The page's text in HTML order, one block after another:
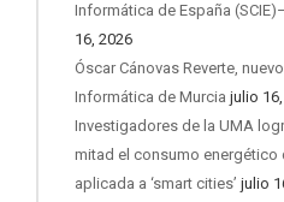
Informática de España
16, 2026
Óscar Cánovas Reverte,
Informática de Murcia julio
Investigadores de la UMA
mitad el consumo energético
aplicada a ‘smart cities’ julio